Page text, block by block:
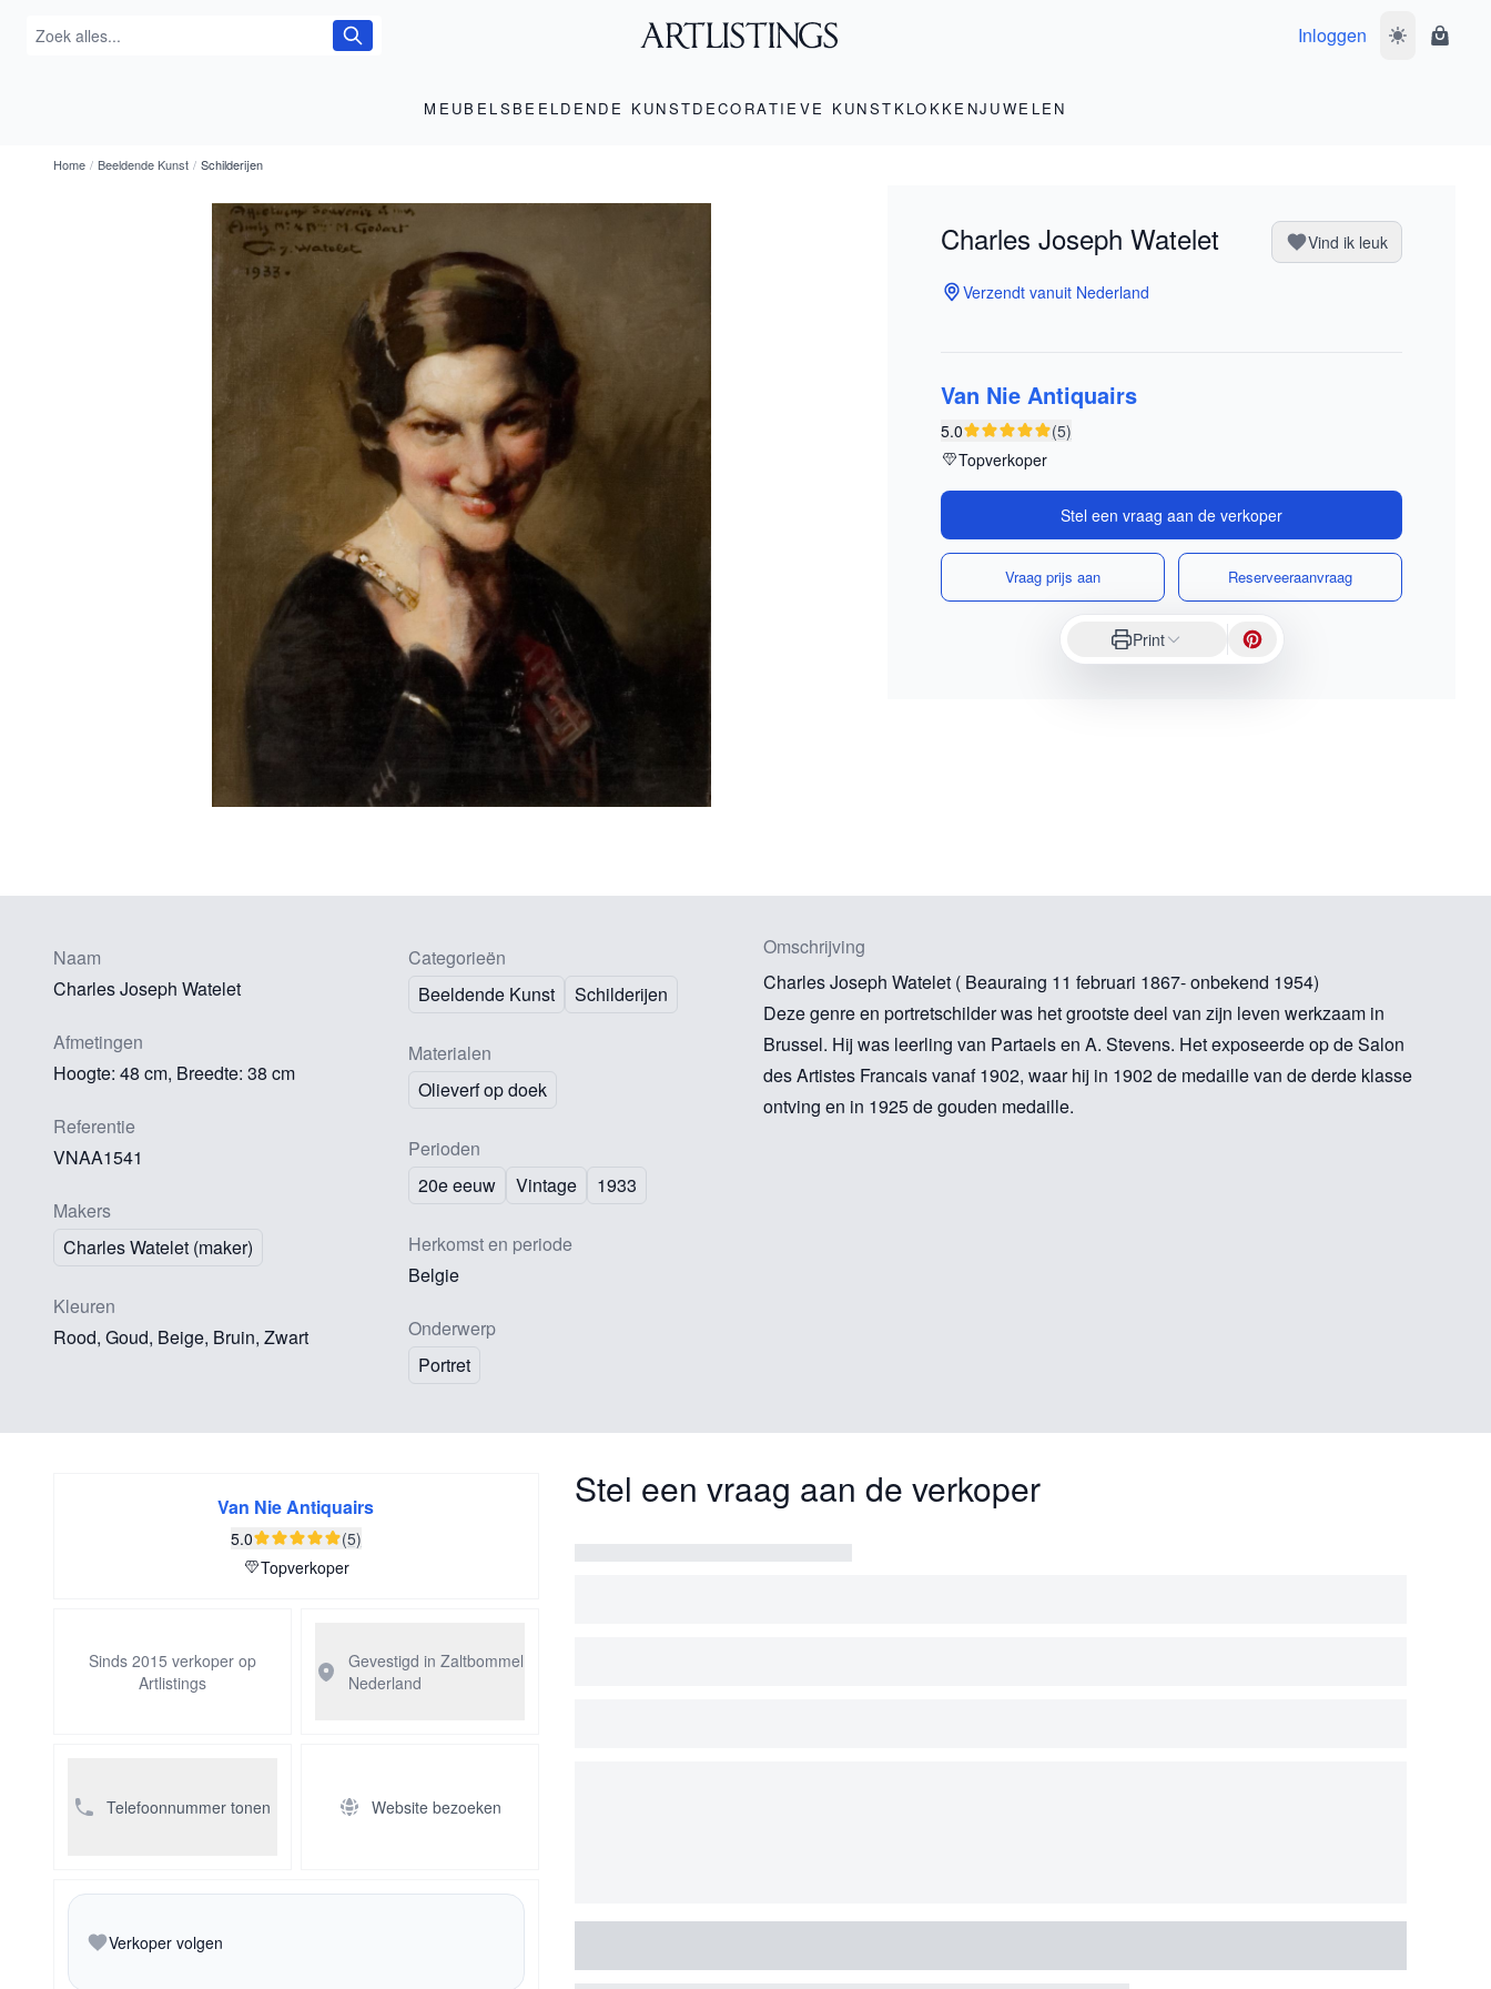
Inloggen Wissel
MEUBELS BEELDENDE KUNSTDECORATIEVE KUNST KLOKKENJUWELEN
Home / Beeldende Kunst / Schilderijen
Charles Joseph Watelet Vind ik leuk
Verzendt vanuit Nederland
Van Nie Antiquairs
5.0
(5)
Topverkoper
Stel een vraag aan de verkoper
Vraag prijs aan Reserveeraanvraag
Print
Naam
Charles Joseph Watelet
Afmetingen
Hoogte: 48 cm, Breedte: 38 cm
Referentie
VNAA1541
Makers
Charles Watelet (maker)
Kleuren
Rood, Goud, Beige, Bruin, Zwart
Categorieën
Beeldende Kunst
Schilderijen
Materialen
Olieverf op doek
Perioden
20e eeuw
Vintage 1933
Herkomst en periode
Belgie
Onderwerp
Portret
Omschrijving
Charles Joseph Watelet ( Beauraing 11 februari 1867- onbekend 1954)
Deze genre en portretschilder was het grootste deel van zijn leven werkzaam in
Brussel. Hij was leerling van Partaels en A. Stevens. Het exposeerde op de Salon
des Artistes Francais vanaf 1902, waar hij in 1902 de medaille van de derde klasse
ontving en in 1925 de gouden medaille.
Van Nie Antiquairs
5.0
(5)
Topverkoper
Sinds 2015 verkoper op
Artlistings
Gevestigd in Zaltbommel
Nederland
Telefoonnummer tonen Website bezoeken
Verkoper volgen
Stel een vraag aan de verkoper